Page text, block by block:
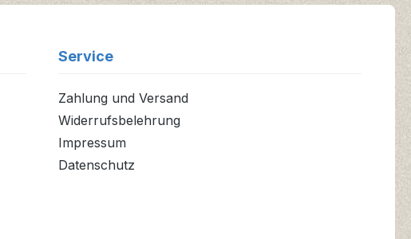
Service
Zahlung und Versand
Widerrufsbelehrung
Impressum
Datenschutz